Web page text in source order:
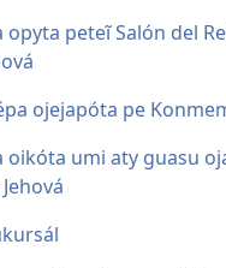
opyta peteĩ Salón del
ojejapóta pe
oikóta umi aty guasu